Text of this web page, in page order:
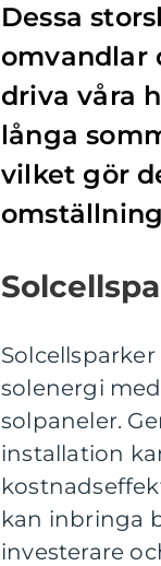
Dessa
omvandlar
driva våra
långa
vilket gör
solenergi
solpaneler.
installation
kan inbringa
investerare